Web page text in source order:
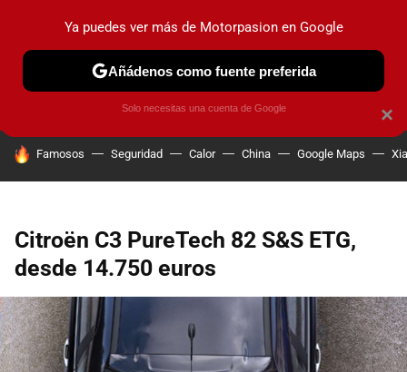
PRUEBAS COCHES ELÉCTRICOS OBSERVATORIO
HOY SE HABLA DE
Famosos Seguridad Calor China Google Maps
Citroën C3 PureTech 82 S&S ETG,
desde 14.750 euros
×
Ya puedes ver más de Motorpasion en Google
Añádenos como fuente preferida
Solo necesitas una cuenta de Google